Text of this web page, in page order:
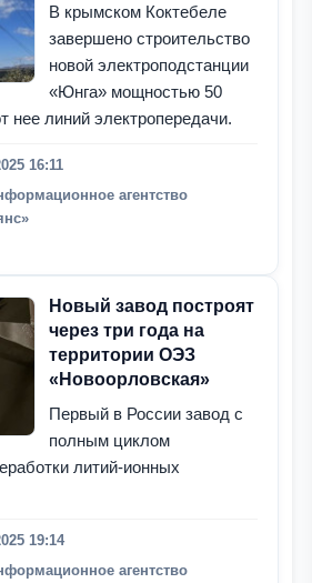
В крымском Коктебеле
завершено строительство
новой электроподстанции
«Юнга» мощностью 50
линий электропередачи.
16:11
агентство
Новый завод построят
через три года на
территории ОЭЗ
«Новоорловская»
Первый в России завод с
полным циклом
литий-ионных
19:14
агентство